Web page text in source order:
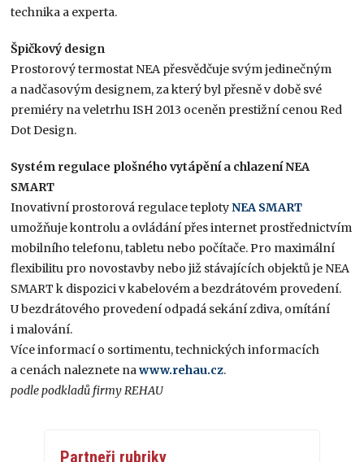
technika a experta.
Špičkový design
Prostorový termostat NEA přesvědčuje svým jedinečným
a nadčasovým designem, za který byl přesně v době své
premiéry na veletrhu ISH 2013 oceněn prestižní cenou Red
Dot Design.
Systém regulace plošného vytápění a chlazení NEA
SMART
Inovativní prostorová regulace teplotyNEA SMART
umožňuje kontrolu a ovládání přes internet prostřednictvím
mobilního telefonu, tabletu nebo počítače. Pro maximální
flexibilitu pro novostavby nebo již stávajících objektů je NEA
SMART k dispozici v kabelovém a bezdrátovém provedení.
U bezdrátového provedení odpadá sekání zdiva, omítání
i malování.
Více informací o sortimentu, technických informacích
a cenách naleznete nawww.rehau.cz.
podle podkladů firmy REHAU
Partneři rubriky